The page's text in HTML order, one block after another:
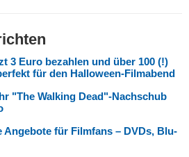
3 Euro bezahlen und über 100 (!)
für den Halloween-Filmabend
"The Walking Dead"-Nachschub
Angebote für Filmfans – DVDs, Blu-